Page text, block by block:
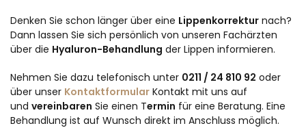
Denken Sie schon länger über eine Lippenkorrektur nach?
Dann lassen Sie sich persönlich von unseren Fachärzten
über die Hyaluron-Behandlung der Lippen informieren.
Nehmen Sie dazu telefonisch unter 0211 / 24 810 92 oder
über unser Kontaktformular Kontakt mit uns auf
und vereinbaren Sie einen Termin für eine Beratung. Eine
Behandlung ist auf Wunsch direkt im Anschluss möglich.